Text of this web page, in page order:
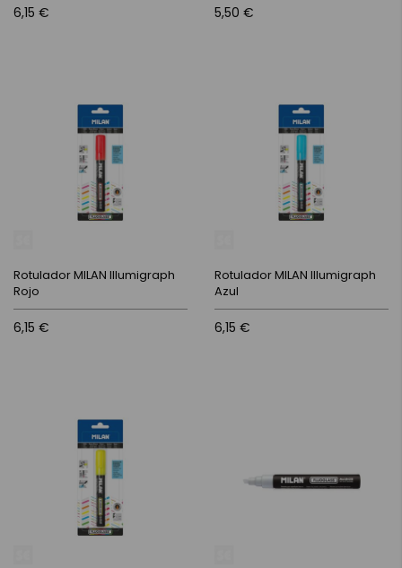
6,15 € 5,50 €
Rotulador MILAN Illumigraph
Rojo
6,15 €
Rotulador MILAN Illumigraph
Azul
6,15 €